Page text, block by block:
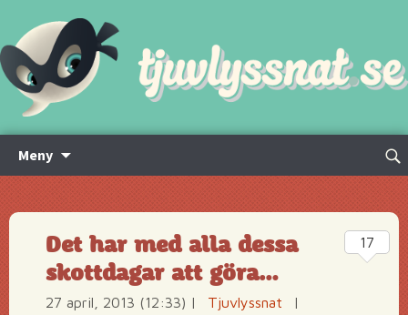
Meny
innehåll
Sök
Det har med alla dessa
skottdagar att göra…
27 april, 2013 (12:33) | Tjuvlyssnat
|
17